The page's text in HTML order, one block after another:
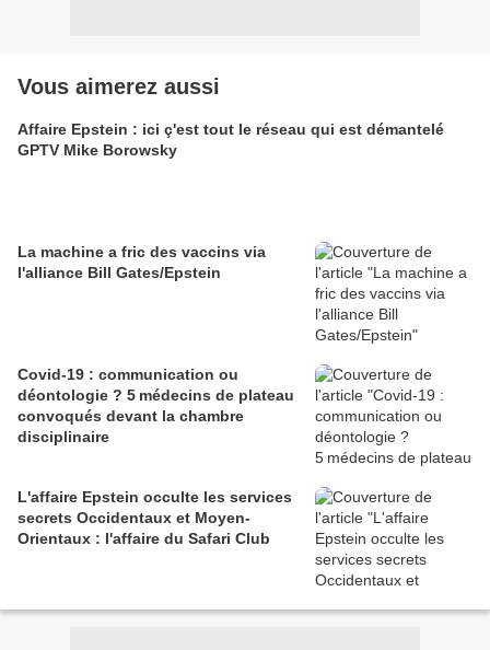
Vous aimerez aussi
Affaire Epstein : ici ç'est tout le réseau qui est démantelé
GPTV Mike Borowsky
La machine a fric des vaccins via
l'alliance Bill Gates/Epstein
Covid-19 : communication ou
déontologie ? 5 médecins de plateau
convoqués devant la chambre
disciplinaire
L'affaire Epstein occulte les services
secrets Occidentaux et Moyen-
Orientaux : l'affaire du Safari Club